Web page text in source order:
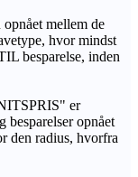
mellem de
hvor mindst
besparelse, inden
er
besparelser opnået
den radius, hvorfra